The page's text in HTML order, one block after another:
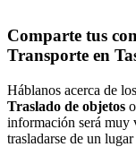
Comparte tus
Transporte en
Háblanos acerca de los
Traslado de objetos o
información será muy
trasladarse de un